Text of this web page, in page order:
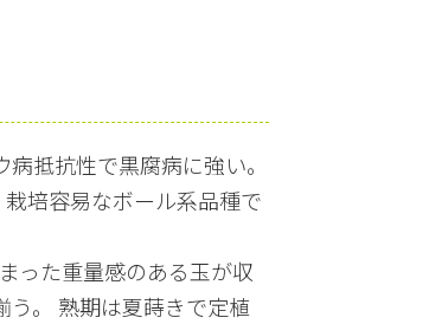
抵抗性で黒腐病に強い。
培容易なボール系品種で
った重量感のある玉が収
。 熟期は夏蒔きで定植